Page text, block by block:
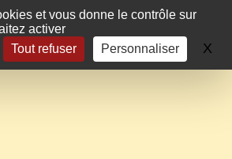
et vous donne le contrôle sur
activer
Tout refuser Personnaliser X